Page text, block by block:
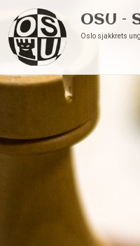
OSU –
Oslo sjakkrets